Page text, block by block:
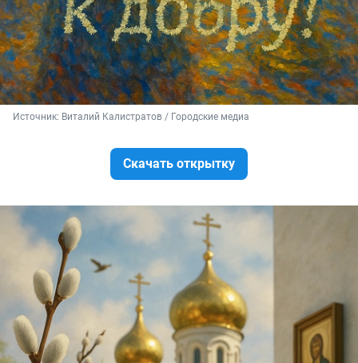
Источник: Виталий Калистратов / Городские медиа
Скачать открытку